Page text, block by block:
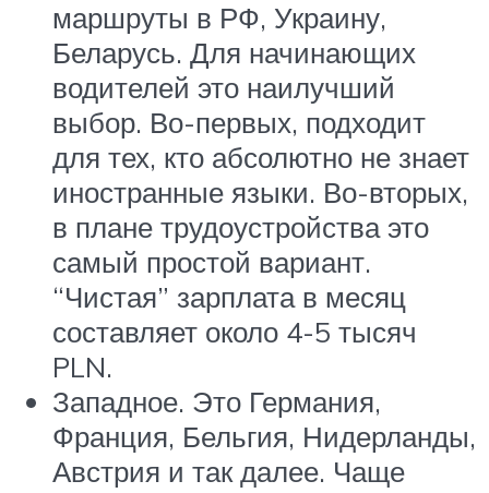
маршруты в РФ, Украину,
Беларусь. Для начинающих
водителей это наилучший
выбор. Во-первых, подходит
для тех, кто абсолютно не знает
иностранные языки. Во-вторых,
в плане трудоустройства это
самый простой вариант.
“Чистая” зарплата в месяц
составляет около 4-5 тысяч
PLN.
Западное. Это Германия,
Франция, Бельгия, Нидерланды,
Австрия и так далее. Чаще